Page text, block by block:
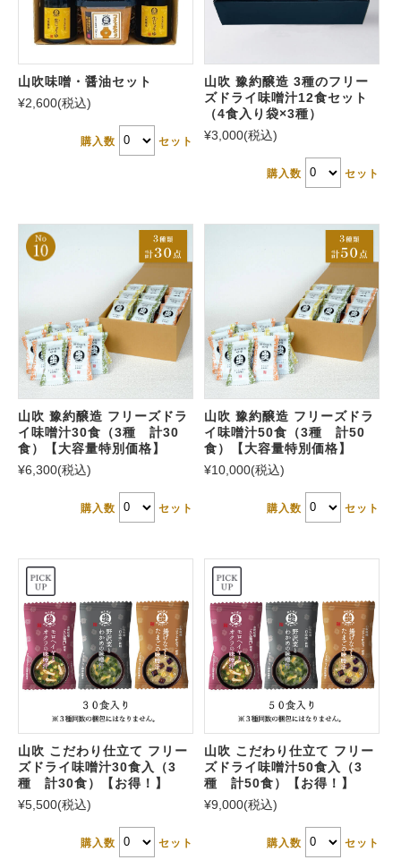
山吹味噌・醤油セット
¥2,600(税込)
購入数 セット
山吹 豫約醸造 3種のフリー
ズドライ味噌汁12食セット
（4食入り袋×3種）
¥3,000(税込)
購入数 セット
山吹 豫約醸造 フリーズドラ
イ味噌汁30食（3種 計30
食）【大容量特別価格】
¥6,300(税込)
購入数 セット
山吹 豫約醸造 フリーズドラ
イ味噌汁50食（3種 計50
食）【大容量特別価格】
¥10,000(税込)
購入数 セット
山吹 こだわり仕立て フリー
ズドライ味噌汁30食入（3
種 計30食）【お得！】
¥5,500(税込)
購入数 セット
山吹 こだわり仕立て フリー
ズドライ味噌汁50食入（3
種 計50食）【お得！】
¥9,000(税込)
購入数 セット